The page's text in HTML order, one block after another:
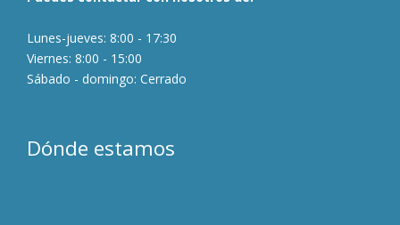
Lunes-jueves: 8:00 - 17:30
Viernes: 8:00 - 15:00
Sábado - domingo: Cerrado
Dónde estamos